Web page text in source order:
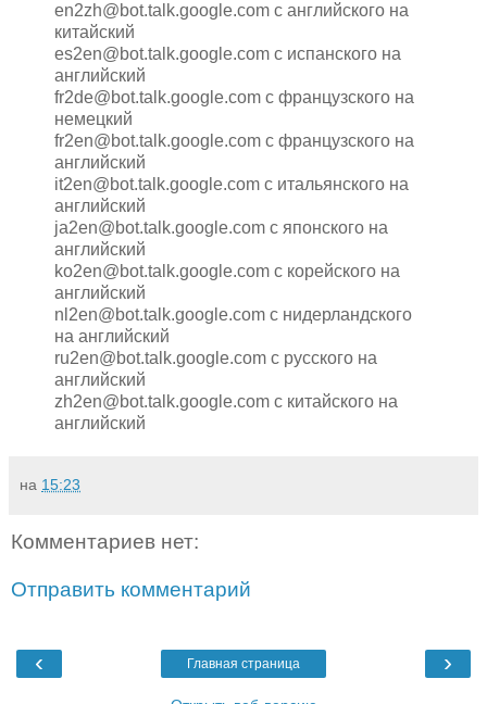
en2zh@bot.talk.google.com с английского на
китайский
es2en@bot.talk.google.com с испанского на
английский
fr2de@bot.talk.google.com с французского на
немецкий
fr2en@bot.talk.google.com с французского на
английский
it2en@bot.talk.google.com с итальянского на
английский
ja2en@bot.talk.google.com с японского на
английский
ko2en@bot.talk.google.com с корейского на
английский
nl2en@bot.talk.google.com с нидерландского
на английский
ru2en@bot.talk.google.com с русского на
английский
zh2en@bot.talk.google.com с китайского на
английский
на 15:23
Комментариев нет:
Отправить комментарий
‹ ›
Главная страница